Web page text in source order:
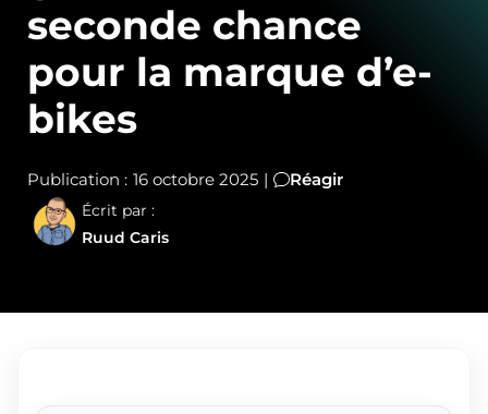
seconde chance
pour la marque d’e-
bikes
Publication : 16 octobre 2025 | Réagir
Écrit par :
Ruud Caris